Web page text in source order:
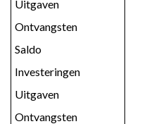
Uitgaven
Ontvangsten
Saldo
Investeringen
Uitgaven
Ontvangsten